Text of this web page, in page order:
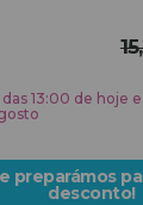
DE
13:00 de hoje
preparámos
desconto!